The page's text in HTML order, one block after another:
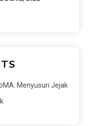
Menyusuri Jejak